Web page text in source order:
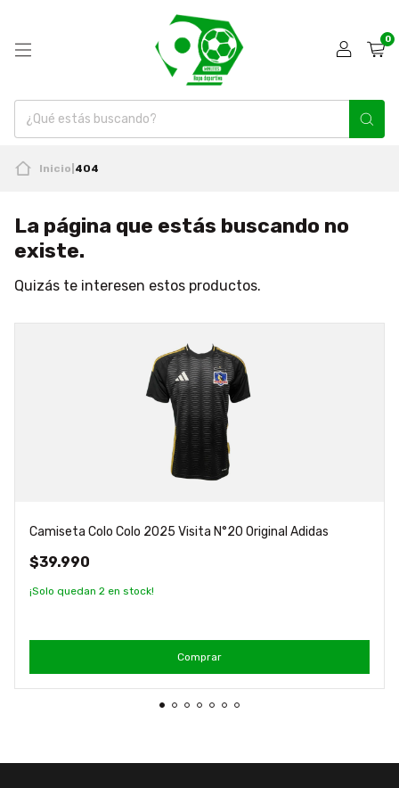
0
Inicio 404
La página que estás buscando no
existe.
Quizás te interesen estos productos.
Camiseta Colo Colo 2025 Visita N°20 Original Adidas
$39.990
¡Solo quedan 2 en stock!
Comprar